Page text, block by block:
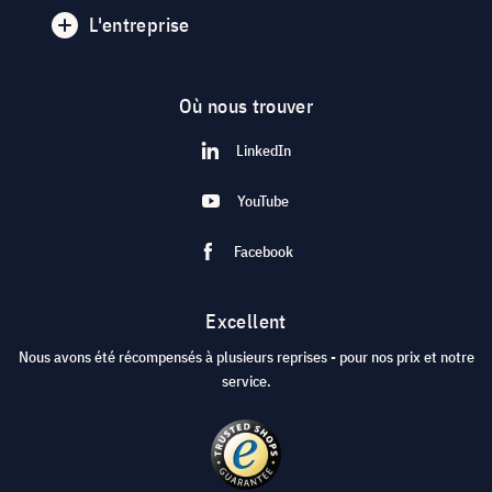
L'entreprise
Où nous trouver
LinkedIn
YouTube
Facebook
Excellent
Nous avons été récompensés à plusieurs reprises - pour nos prix et notre
service.